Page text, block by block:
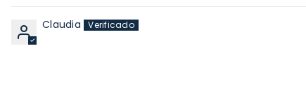
Claudia